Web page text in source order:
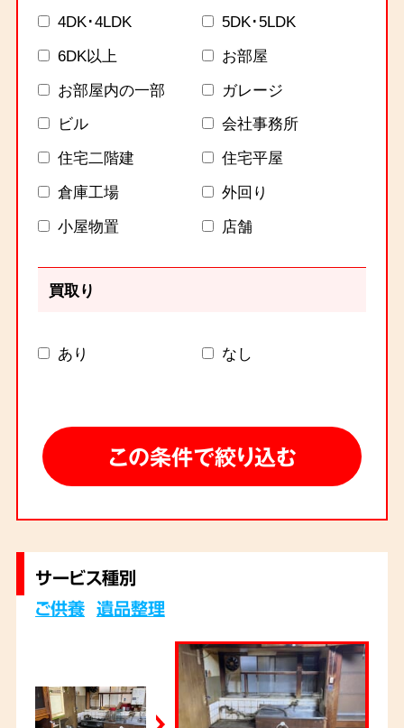
4DK･4LDK
5DK･5LDK
6DK以上
お部屋
お部屋内の一部
ガレージ
ビル
会社事務所
住宅二階建
住宅平屋
倉庫工場
外回り
小屋物置
店舗
買取り
あり なし
サービス種別
ご供養 遺品整理